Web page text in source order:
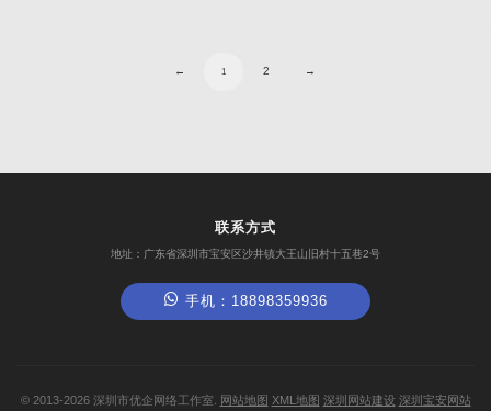
← 1 2 →
联系方式
地址：广东省深圳市宝安区沙井镇大王山旧村十五巷2号
手机：18898359936
© 2013-2026深圳市优企网络工作室. 网站地图 XML地图 深圳网站建设 深圳宝安网站